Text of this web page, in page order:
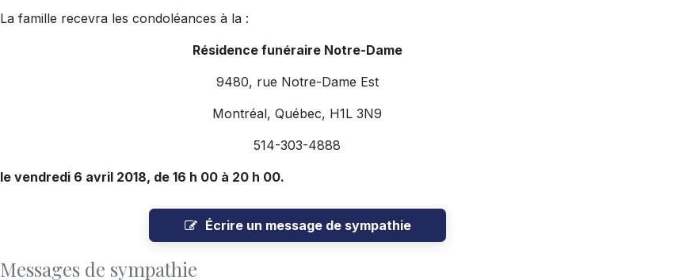
La famille recevra les condoléances à la :
Résidence funéraire Notre-Dame
9480, rue Notre-Dame Est
Montréal, Québec, H1L 3N9
514-303-4888
le vendredi 6 avril 2018, de 16 h 00 à 20 h 00.
Écrire un message de sympathie
Messages de sympathie